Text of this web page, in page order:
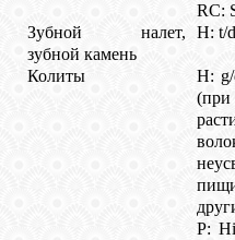
RC:
Зубной налет,
зубной камень
H: t/d
Колиты
H:
P: